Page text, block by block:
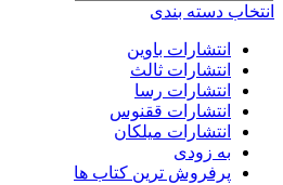
انتخاب دسته بندی
انتشارات باوین
انتشارات ثالث
انتشارات رسا
انتشارات ققنوس
انتشارات میلکان
به زودی
پرفروش ترین کتاب ها